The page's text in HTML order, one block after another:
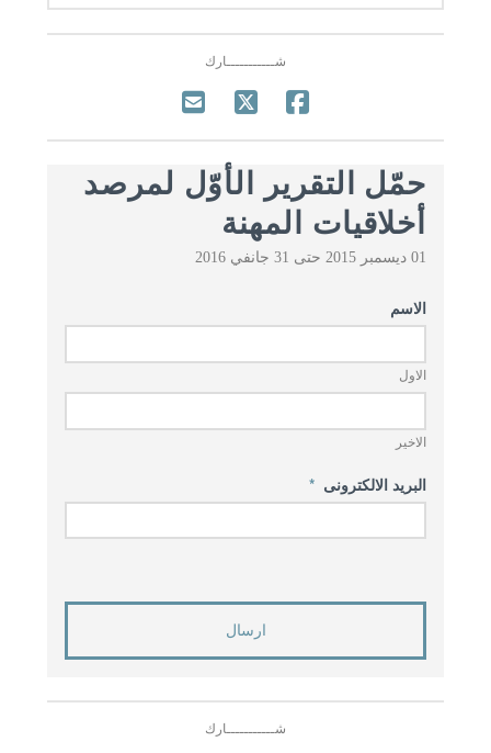
شـــــــــــارك
حمّل التقرير الأوّل لمرصد
أخلاقيات المهنة
01 ديسمبر 2015 حتى 31 جانفي 2016
الاسم
الاول
الاخير
البريد الالكترونى *
شـــــــــــارك